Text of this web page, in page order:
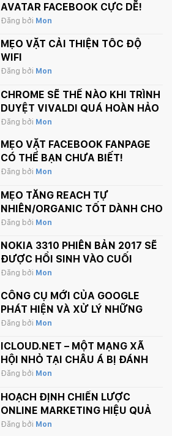
AVATAR FACEBOOK CỰC DỄ!
Đăng bởi Mon
MẸO VẶT CẢI THIỆN TỐC ĐỘ
WIFI
Đăng bởi Mon
CHROME SẼ THẾ NÀO KHI TRÌNH
DUYỆT VIVALDI QUÁ HOÀN HẢO
Đăng bởi Mon
MẸO VẶT FACEBOOK FANPAGE
CÓ THỂ BẠN CHƯA BIẾT!
Đăng bởi Mon
MẸO TĂNG REACH TỰ
NHIÊN/ORGANIC TỐT DÀNH CHO
FANPAGE CỦA BẠN
Đăng bởi Mon
NOKIA 3310 PHIÊN BẢN 2017 SẼ
ĐƯỢC HỒI SINH VÀO CUỐI
THÁNG 2 NÀY
Đăng bởi Mon
CÔNG CỤ MỚI CỦA GOOGLE
PHÁT HIỆN VÀ XỬ LÝ NHỮNG
BÌNH LUẬN PHẢN CẢM TRÊN
Đăng bởi Mon
ICLOUD.NET – MỘT MẠNG XÃ
HỘI NHỎ TẠI CHÂU Á BỊ ĐÁNH
SẬP BỞI APPLE.
Đăng bởi Mon
HOẠCH ĐỊNH CHIẾN LƯỢC
ONLINE MARKETING HIỆU QUẢ
Đăng bởi Mon